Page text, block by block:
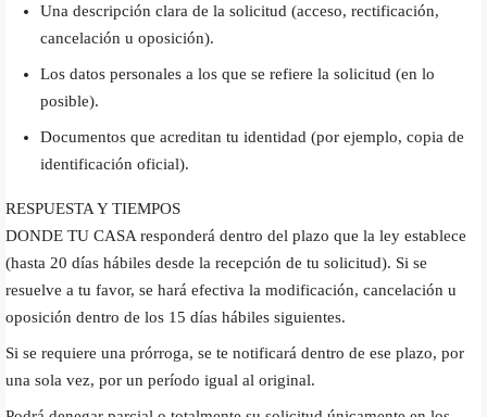
Una descripción clara de la solicitud (acceso, rectificación,
cancelación u oposición).
Los datos personales a los que se refiere la solicitud (en lo
posible).
Documentos que acreditan tu identidad (por ejemplo, copia de
identificación oficial).
RESPUESTA Y TIEMPOS
DONDE TU CASA responderá dentro del plazo que la ley establece
(hasta 20 días hábiles desde la recepción de tu solicitud). Si se
resuelve a tu favor, se hará efectiva la modificación, cancelación u
oposición dentro de los 15 días hábiles siguientes.
Si se requiere una prórroga, se te notificará dentro de ese plazo, por
una sola vez, por un período igual al original.